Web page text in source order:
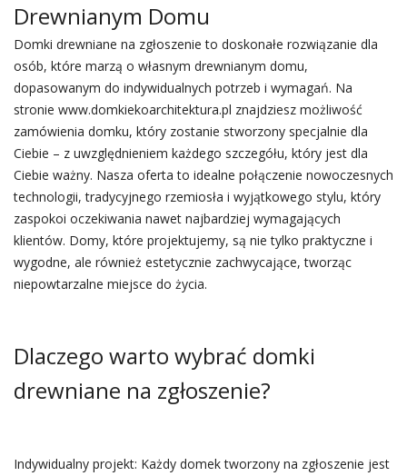
Drewnianym Domu
Domki drewniane na zgłoszenie to doskonałe rozwiązanie dla
osób, które marzą o własnym drewnianym domu,
dopasowanym do indywidualnych potrzeb i wymagań. Na
stronie www.domkiekoarchitektura.pl znajdziesz możliwość
zamówienia domku, który zostanie stworzony specjalnie dla
Ciebie – z uwzględnieniem każdego szczegółu, który jest dla
Ciebie ważny. Nasza oferta to idealne połączenie nowoczesnych
technologii, tradycyjnego rzemiosła i wyjątkowego stylu, który
zaspokoi oczekiwania nawet najbardziej wymagających
klientów. Domy, które projektujemy, są nie tylko praktyczne i
wygodne, ale również estetycznie zachwycające, tworząc
niepowtarzalne miejsce do życia.
Dlaczego warto wybrać domki
drewniane na zgłoszenie?
Indywidualny projekt: Każdy domek tworzony na zgłoszenie jest